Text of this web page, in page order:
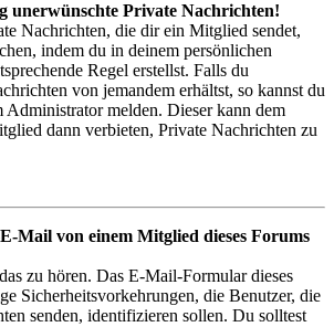
unerwünschte Private Nachrichten!
Nachrichten, die dir ein Mitglied sendet,
indem du in deinem persönlichen
Regel erstellst. Falls du
von jemandem erhältst, so kannst du
Administrator melden. Dieser kann dem
dann verbieten, Private Nachrichten zu
Mail von einem Mitglied dieses Forums
zu hören. Das E-Mail-Formular dieses
Sicherheitsvorkehrungen, die Benutzer, die
senden, identifizieren sollen. Du solltest